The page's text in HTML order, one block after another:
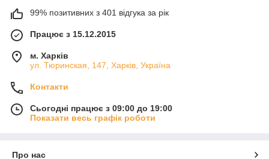
99% позитивних з 401 відгука за рік
Працює з 15.12.2015
м. Харків
ул. Тюринская, 147, Харків, Україна
Контакти
Сьогодні працює з 09:00 до 19:00
Показати весь графік роботи
Про нас